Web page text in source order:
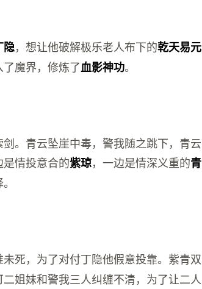
隐，想让他破解极乐老人布下的乾天易元
魔界，修炼了血影神功。
。青云坠崖中毒，警我随之跳下，青云
情投意合的紫琼，一边是情深义重的青
未死，为了对付丁隐他假意投靠。紫青双
姐妹和警我三人纠缠不清，为了让二人